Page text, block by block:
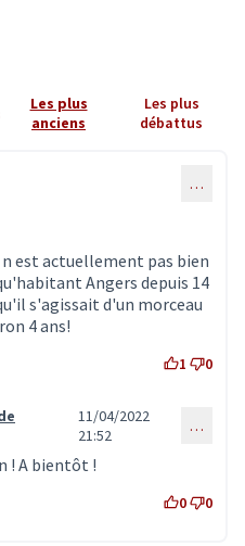
Les plus
anciens
Les plus
débattus
…
est actuellement pas bien
Angers depuis 14
s'agissait d'un morceau
4 ans!
1 0
au commentaire 3838)
11/04/2022
21:52
…
! A bientôt !
0 0